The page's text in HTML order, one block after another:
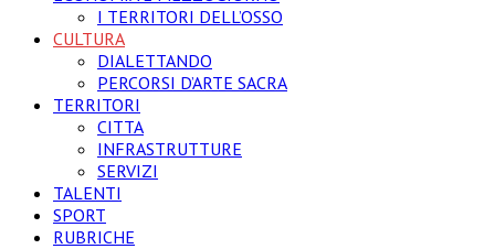
I TERRITORI DELL’OSSO
CULTURA
DIALETTANDO
PERCORSI D’ARTE SACRA
TERRITORI
CITTA
INFRASTRUTTURE
SERVIZI
TALENTI
SPORT
RUBRICHE